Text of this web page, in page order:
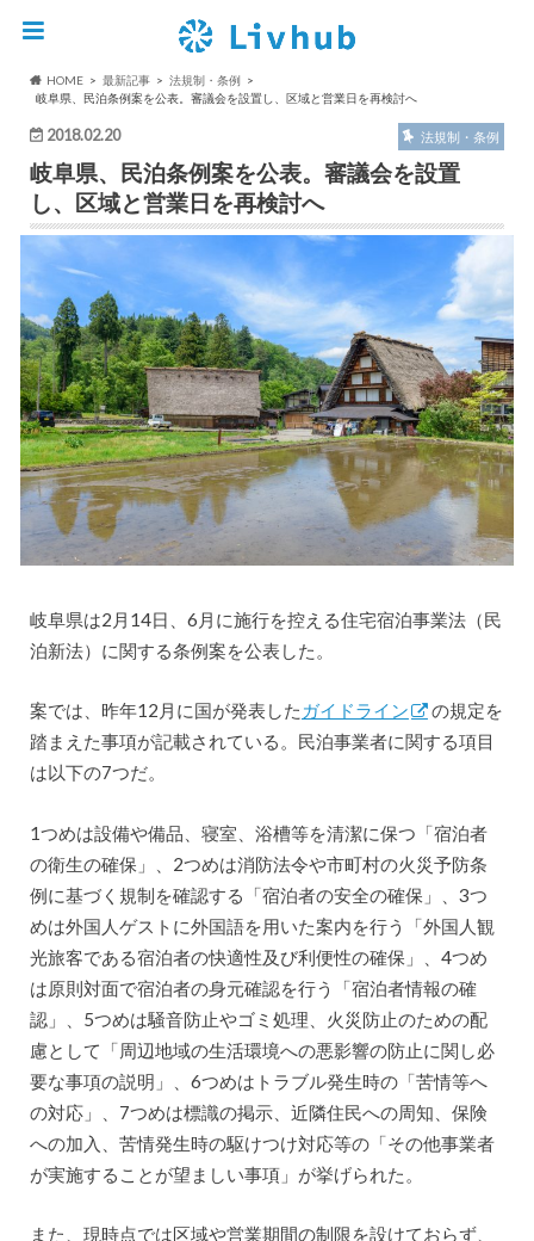
HOME 最新記事
法規制・条例
岐阜県、民泊条例案を公表。審議会を設置し、区域と営業日を再検討へ
2018.02.20 法規制・条例
岐阜県、民泊条例案を公表。審議会を設置
し、区域と営業日を再検討へ
岐阜県は2月14日、6月に施行を控える住宅宿泊事業法（民
泊新法）に関する条例案を公表した。
案では、昨年12月に国が発表した ガイドライン
の規定を
踏まえた事項が記載されている。民泊事業者に関する項目
は以下の7つだ。
1つめは設備や備品、寝室、浴槽等を清潔に保つ「宿泊者
の衛生の確保」、2つめは消防法令や市町村の火災予防条
例に基づく規制を確認する「宿泊者の安全の確保」、3つ
めは外国人ゲストに外国語を用いた案内を行う「外国人観
光旅客である宿泊者の快適性及び利便性の確保」、4つめ
は原則対面で宿泊者の身元確認を行う「宿泊者情報の確
認」、5つめは騒音防止やゴミ処理、火災防止のための配
慮として「周辺地域の生活環境への悪影響の防止に関し必
要な事項の説明」、6つめはトラブル発生時の「苦情等へ
の対応」、7つめは標識の掲示、近隣住民への周知、保険
への加入、苦情発生時の駆けつけ対応等の「その他事業者
が実施することが望ましい事項」が挙げられた。
また、現時点では区域や営業期間の制限を設けておらず、